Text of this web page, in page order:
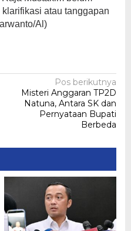
atau tanggapan
Al)
Pos berikutnya
Misteri Anggaran TP2D
Natuna, Antara SK dan
Pernyataan Bupati
Berbeda